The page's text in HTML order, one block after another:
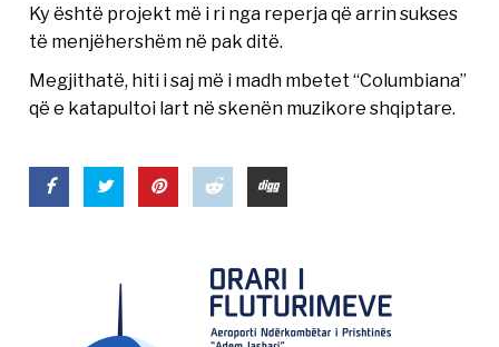
Ky është projekt më i ri nga reperja që arrin sukses
të menjëhershëm në pak ditë.
Megjithatë, hiti i saj më i madh mbetet “Columbiana”
që e katapultoi lart në skenën muzikore shqiptare.